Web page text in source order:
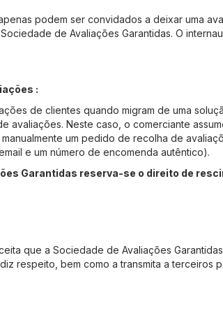
podem ser convidados a deixar uma
de Avaliações Garantidas. O
:
de clientes quando migram de uma
avaliações. Neste caso, o comerciante
um pedido de recolha de
e um número de encomenda autêntico).
Garantidas reserva-se o direito de
que a Sociedade de Avaliações
respeito, bem como a transmita a terceiros